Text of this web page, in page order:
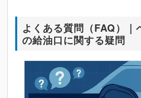
よくある質問（FAQ）｜
の給油口に関する疑問